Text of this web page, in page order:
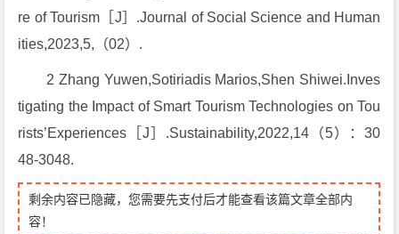
re of Tourism［J］.Journal of Social Science and Human
ities,2023,5,（02）.
2 Zhang Yuwen,Sotiriadis Marios,Shen Shiwei.Inves
tigating the Impact of Smart Tourism Technologies on Tou
rists’Experiences［J］.Sustainability,2022,14（5）：30
48-3048.
剩余内容已隐藏，您需要先支付后才能查看该篇文章全部内
容！